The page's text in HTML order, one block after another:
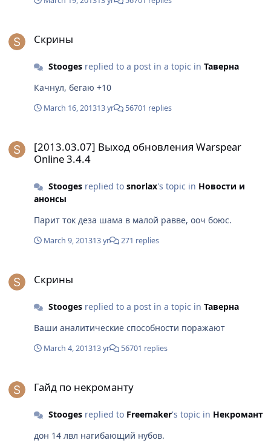
Скрины
Stoogesreplied to a post in a topic in Таверна
Качнул, бегаю +10
March 16, 201313 yr 56701 replies
[2013.03.07] Выход обновления Warspear
Online 3.4.4
Stoogesreplied to snorlax's topic in Новости и
анонсы
Парит ток деза шама в малой равве, ооч боюс.
March 9, 201313 yr 271 replies
Скрины
Stoogesreplied to a post in a topic in Таверна
Ваши аналитические способности поражают
March 4, 201313 yr 56701 replies
Гайд по некроманту
Stoogesreplied to Freemaker's topic in Некромант
дон 14 лвл нагибающий нубов.